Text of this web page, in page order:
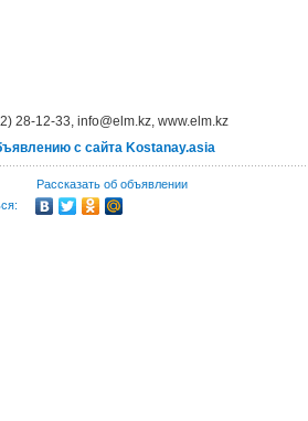
28-12-33, info@elm.kz, www.elm.kz
с сайта Kostanay.asia
Рассказать об объявлении